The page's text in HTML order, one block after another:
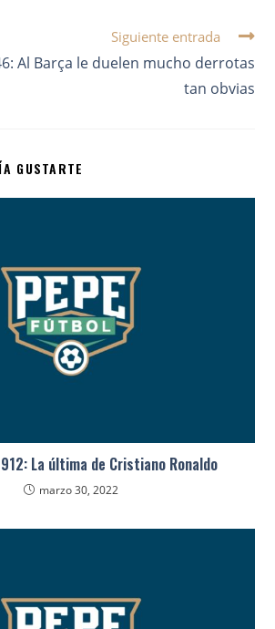
Siguiente entrada
Al Barça le duelen mucho derrotas
tan obvias
GUSTARTE
La última de Cristiano Ronaldo
marzo 30, 2022